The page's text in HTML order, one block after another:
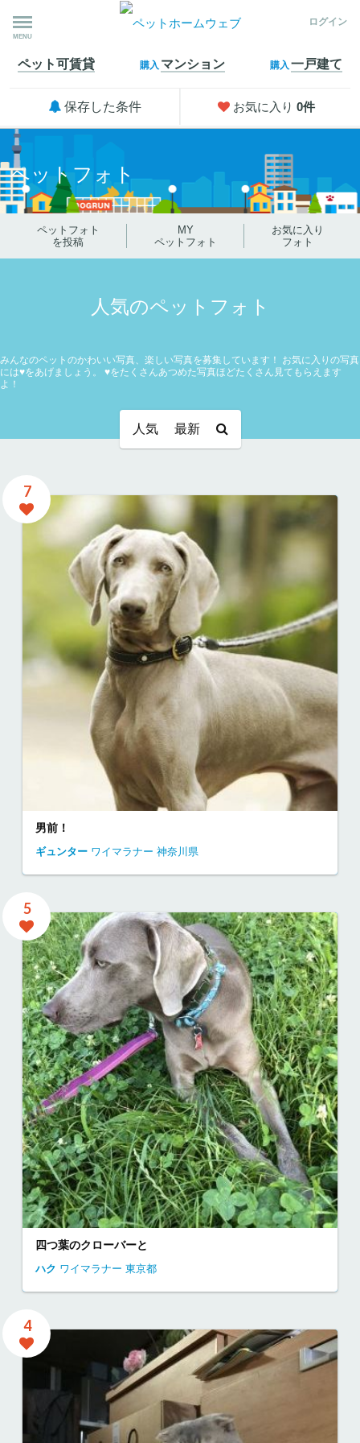
MENU
ログイン
ペット可賃貸 購入 マンション 購入 一戸建て
保存した条件 お気に入り 0件
ペットフォト
ペットフォト
を投稿
MY
ペットフォト
お気に入り
フォト
人気のペットフォト
みんなのペットのかわいい写真、楽しい写真を募集しています！ お気に入りの写真
には♥をあげましょう。 ♥をたくさんあつめた写真ほどたくさん見てもらえます
よ！
人気 最新
7
男前！
ギュンター ワイマラナー 神奈川県
5
四つ葉のクローバーと
ハク ワイマラナー 東京都
4